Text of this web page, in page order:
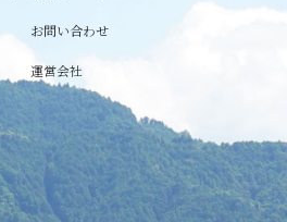
お問い合わせ
運営会社